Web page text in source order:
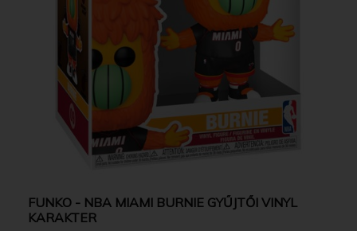
FUNKO - NBA MIAMI BURNIE GYŰJTŐI VINYL
KARAKTER